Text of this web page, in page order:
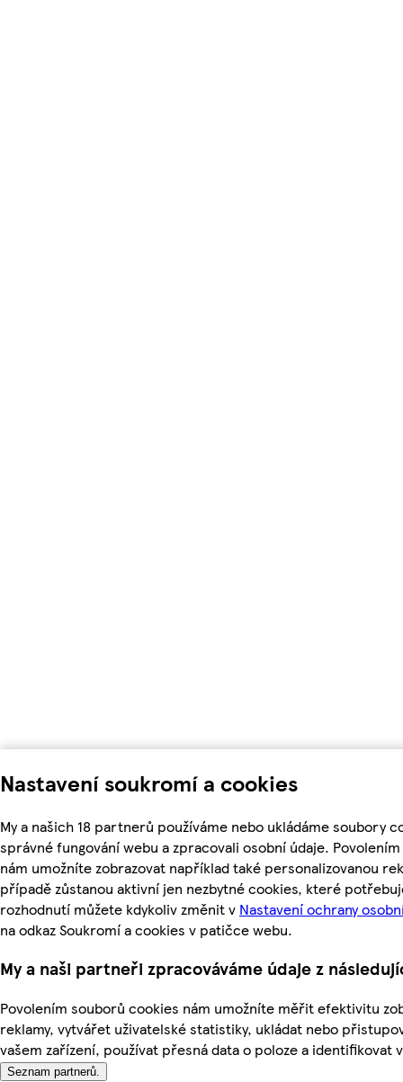
Nastavení soukromí a cookies
My a našich 18 partnerů používáme nebo ukládáme soubory
správné fungování webu a zpracovali osobní údaje.
nám umožníte zobrazovat například také personalizovanou
případě zůstanou aktivní jen nezbytné cookies, které
rozhodnutí můžete kdykoliv změnit v Nastavení ochrany
na odkaz Soukromí a cookies v patičce webu.
My a naši partneři zpracováváme údaje z
Povolením souborů cookies nám umožníte měřit efektivitu
reklamy, vytvářet uživatelské statistiky, ukládat nebo
vašem zařízení, používat přesná data o poloze a identifikovat
Seznam partnerů.